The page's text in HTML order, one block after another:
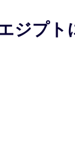
ジプト